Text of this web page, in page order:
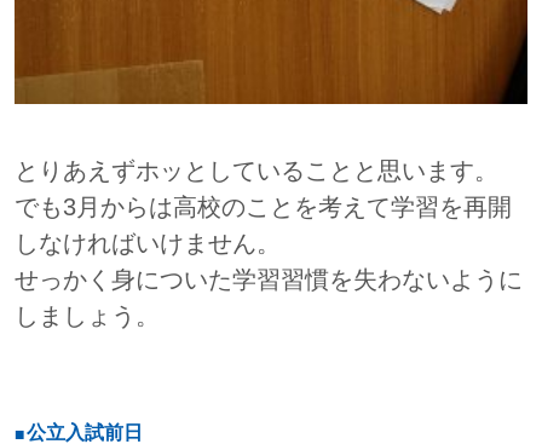
とりあえずホッとしていることと思います。
でも3月からは高校のことを考えて学習を再開
しなければいけません。
せっかく身についた学習習慣を失わないように
しましょう。
公立入試前日